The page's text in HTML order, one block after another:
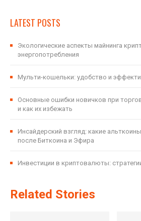
LATEST POSTS
Экологические аспекты майнинга
энергопотребления
Мульти-кошельки: удобство и
Основные ошибки новичков при
и как их избежать
Инсайдерский взгляд: какие
после Биткоина и Эфира
Инвестиции в криптовалюты:
Related Stories